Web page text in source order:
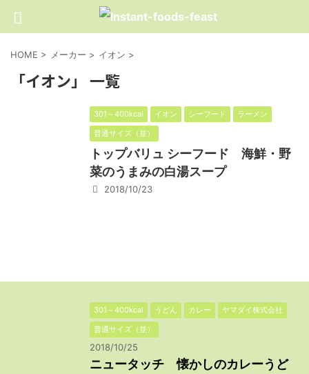
HOME > メーカー > イオン >
「イオン」 一覧
301～400kcal イオン シーフード
ラーメン
普通サイズ（並）
トップバリュ シーフード 海鮮・野
菜のうまみの白湯スープ
2018/10/23
301～400kcal うどん カレー
ヤマダイ株式会社
普通サイズ（並）
2018/10/25
ニュータッチ 懐かしのカレーうど